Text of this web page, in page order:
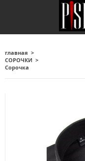
главная
СОРОЧКИ
Сорочка